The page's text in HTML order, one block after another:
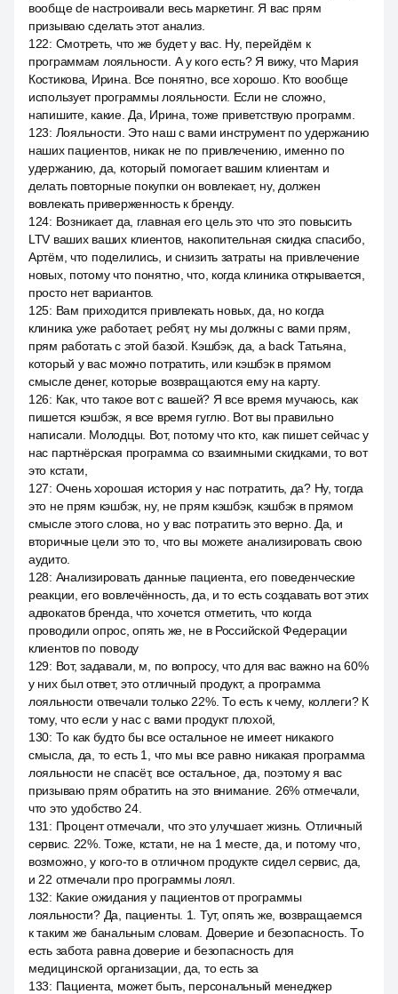
вообще de настроивали весь маркетинг. Я вас прям
призываю сделать этот анализ.
122: Смотреть, что же будет у вас. Ну, перейдём к
программам лояльности. А у кого есть? Я вижу, что Мария
Костикова, Ирина. Все понятно, все хорошо. Кто вообще
использует программы лояльности. Если не сложно,
напишите, какие. Да, Ирина, тоже приветствую программ.
123: Лояльности. Это наш с вами инструмент по удержанию
наших пациентов, никак не по привлечению, именно по
удержанию, да, который помогает вашим клиентам и
делать повторные покупки он вовлекает, ну, должен
вовлекать приверженность к бренду.
124: Возникает да, главная его цель это что это повысить
LTV ваших ваших клиентов, накопительная скидка спасибо,
Артём, что поделились, и снизить затраты на привлечение
новых, потому что понятно, что, когда клиника открывается,
просто нет вариантов.
125: Вам приходится привлекать новых, да, но когда
клиника уже работает, ребят, ну мы должны с вами прям,
прям работать с этой базой. Кэшбэк, да, а back Татьяна,
который у вас можно потратить, или кэшбэк в прямом
смысле денег, которые возвращаются ему на карту.
126: Как, что такое вот с вашей? Я все время мучаюсь, как
пишется кэшбэк, я все время гуглю. Вот вы правильно
написали. Молодцы. Вот, потому что кто, как пишет сейчас у
нас партнёрская программа со взаимными скидками, то вот
это кстати,
127: Очень хорошая история у нас потратить, да? Ну, тогда
это не прям кэшбэк, ну, не прям кэшбэк, кэшбэк в прямом
смысле этого слова, но у вас потратить это верно. Да, и
вторичные цели это то, что вы можете анализировать свою
аудито.
128: Анализировать данные пациента, его поведенческие
реакции, его вовлечённость, да, и то есть создавать вот этих
адвокатов бренда, что хочется отметить, что когда
проводили опрос, опять же, не в Российской Федерации
клиентов по поводу
129: Вот, задавали, м, по вопросу, что для вас важно на 60%
у них был ответ, это отличный продукт, а программа
лояльности отвечали только 22%. То есть к чему, коллеги? К
тому, что если у нас с вами продукт плохой,
130: То как будто бы все остальное не имеет никакого
смысла, да, то есть 1, что мы все равно никакая программа
лояльности не спасёт, все остальное, да, поэтому я вас
призываю прям обратить на это внимание. 26% отмечали,
что это удобство 24.
131 : Процент отмечали, что это улучшает жизнь. Отличный
сервис. 22%. Тоже, кстати, не на 1 месте, да, и потому что,
возможно, у кого-то в отличном продукте сидел сервис, да,
и 22 отмечали про программы лоял.
132: Какие ожидания у пациентов от программы
лояльности? Да, пациенты. 1. Тут, опять же, возвращаемся
к таким же банальным словам. Доверие и безопасность. То
есть забота равна доверие и безопасность для
медицинской организации, да, то есть за
133: Пациента, может быть, персональный менеджер